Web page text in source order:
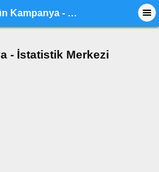
Her Gün Kampanya - İstatistik Merkezi
- İstatistik Merkezi